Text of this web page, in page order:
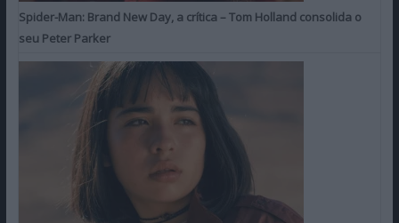
Spider-Man: Brand New Day, a crítica – Tom Holland consolida o
seu Peter Parker